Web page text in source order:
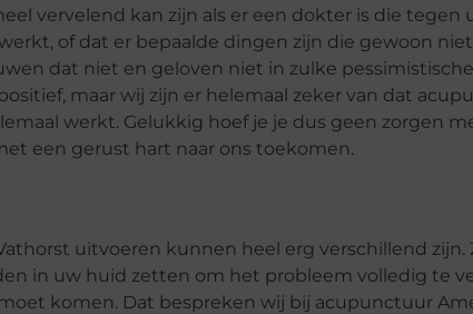
vervelend kan zijn als er een dokter is die tegen
of dat er bepaalde dingen zijn die gewoon
dat niet en geloven niet in zulke
maar wij zijn er helemaal zeker van dat
werkt. Gelukkig hoef je je dus geen zorgen
een gerust hart naar ons toekomen.
uitvoeren kunnen heel erg verschillend zijn.
in uw huid zetten om het probleem volledig te
komen. Dat bespreken wij bij acupunctuur